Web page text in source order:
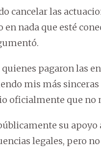
cancelar las
nada que esté
pagaron las
mis más
oficialmente que no
su apoyo
legales, pero